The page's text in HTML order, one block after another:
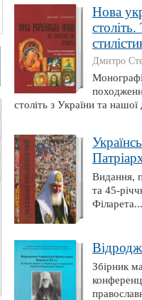
Нова
Дмитро
століть з України та нашої
Видання,
та 45-
Філарета...
Збірник